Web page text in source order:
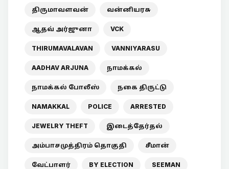
திருமாவளவன் வன்னியரசு
ஆதவ் அர்ஜுனா VCK
THIRUMAVALAVAN VANNIYARASU
AADHAV ARJUNA நாமக்கல்
நாமக்கல் போலீஸ் நகை திருட்டு
NAMAKKAL POLICE ARRESTED
JEWELRY THEFT இடைத்தேர்தல்
அம்பாசமுத்திரம் தொகுதி சீமான்
வேட்பாளர் BY ELECTION SEEMAN